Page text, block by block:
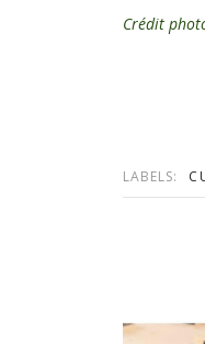
Crédit
LABELS: